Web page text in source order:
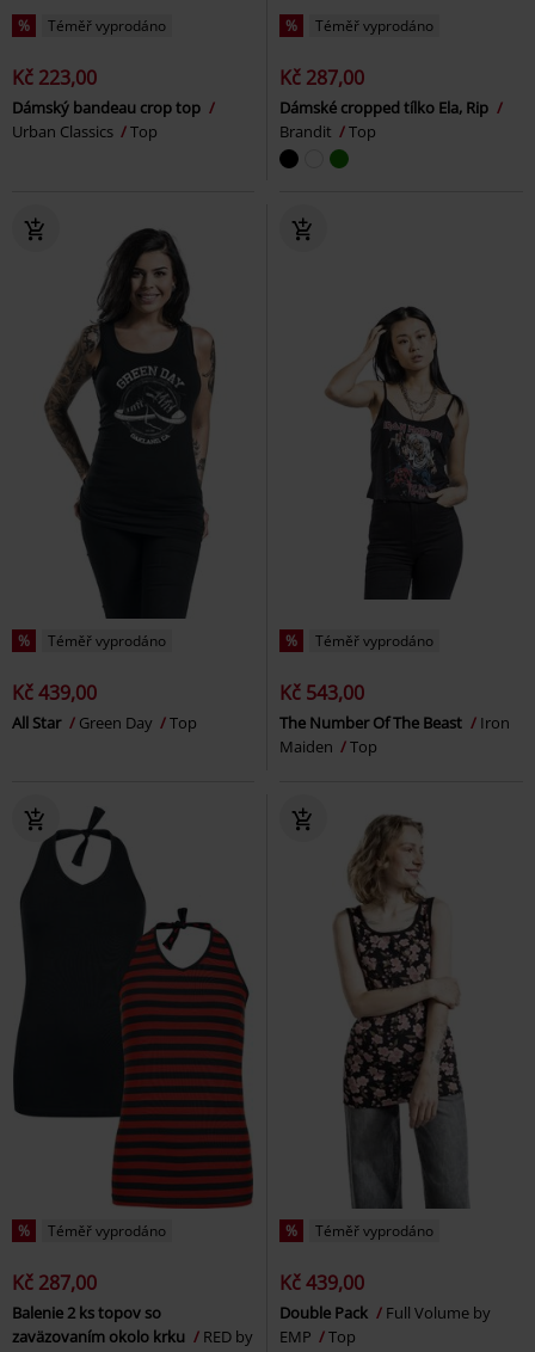
% Téměř vyprodáno
Kč 223,00
Dámský bandeau crop top
Urban Classics
Top
% Téměř vyprodáno
Kč 287,00
Dámské cropped tílko Ela, Rip
Brandit
Top
% Téměř vyprodáno
Kč 439,00
All Star Green Day Top
% Téměř vyprodáno
Kč 543,00
The Number Of The Beast
Iron
Maiden
Top
% Téměř vyprodáno
Kč 287,00
Balenie 2 ks topov so
zaväzovaním okolo krku
RED by
% Téměř vyprodáno
Kč 439,00
Double Pack
Full Volume by
EMP
Top